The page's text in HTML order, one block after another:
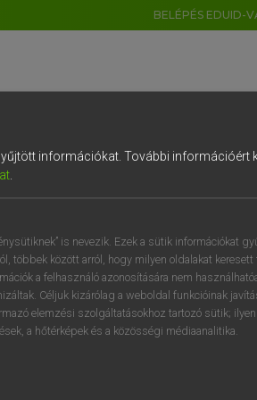
BELÉPÉS EDUID-
nagyszótár
információkat. További információért
.
is nevezik. Ezek a sütik információkat
többek között arról, hogy milyen oldalakat keresett
a felhasználó azonosítására nem
Céljuk kizárólag a weboldal funkcióinak
elemzési szolgáltatásokhoz tartozó sütik;
a hőtérképek és a közösségi médiaanalitika.
4 5 6 7 8 9
r t z u i
f g h j k l é
c v b n m , .